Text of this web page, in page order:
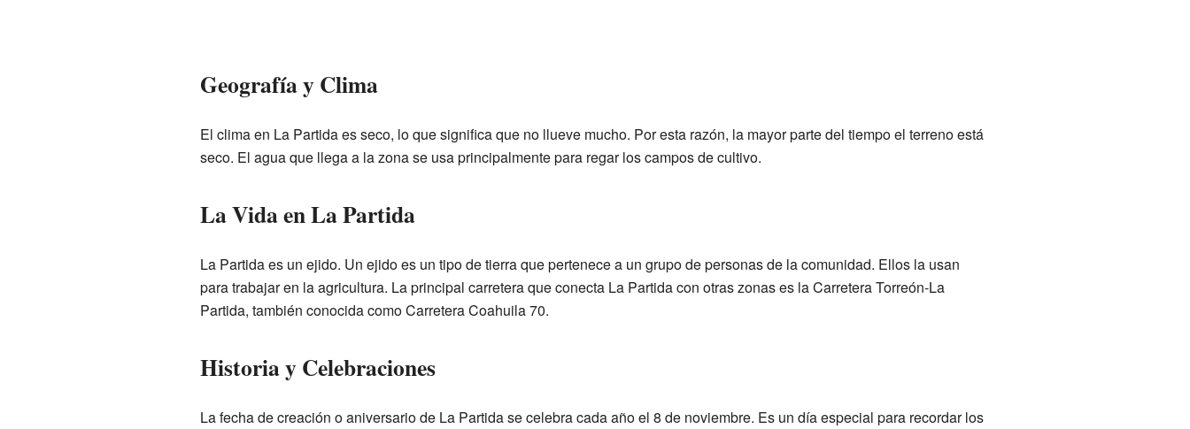
Geografía y Clima
El clima en La Partida es seco, lo que significa que no llueve mucho. Por esta razón, la mayor parte del tiempo el terreno está
seco. El agua que llega a la zona se usa principalmente para regar los campos de cultivo.
La Vida en La Partida
La Partida es un ejido. Un ejido es un tipo de tierra que pertenece a un grupo de personas de la comunidad. Ellos la usan
para trabajar en la agricultura. La principal carretera que conecta La Partida con otras zonas es la Carretera Torreón-La
Partida, también conocida como Carretera Coahuila 70.
Historia y Celebraciones
La fecha de creación o aniversario de La Partida se celebra cada año el 8 de noviembre. Es un día especial para recordar los